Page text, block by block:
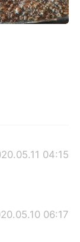
04:15
06:17